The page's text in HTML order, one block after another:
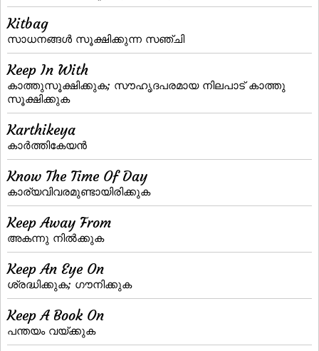
Kitbag
സാധനങ്ങള്‍ സൂക്ഷിക്കുന്ന സഞ്ചി
Keep In With
കാത്തുസൂക്ഷിക്കുക; സൗഹൃദപരമായ നിലപാട്‌ കാത്തു
സൂക്ഷിക്കുക
Karthikeya
കാര്‍ത്തികേയന്‍
Know The Time Of Day
കാര്യവിവരമുണ്ടായിരിക്കുക
Keep Away From
അകന്നു നില്‍ക്കുക
Keep An Eye On
ശ്രദ്ധിക്കുക; ഗൗനിക്കുക
Keep A Book On
പന്തയം വയ്‌ക്കുക